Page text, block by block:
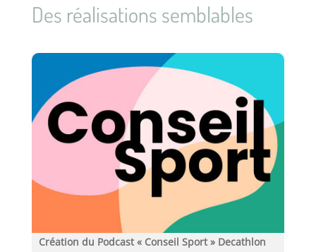
Des réalisations semblables
Création du Podcast « Conseil Sport » Decathlon